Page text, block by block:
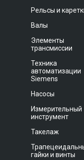
Рельсы и
Валы
Элементы
трансмиссии
Техника
автоматизации
Siemens
Насосы
Измерительный
инструмент
Такелаж
гайки и винты